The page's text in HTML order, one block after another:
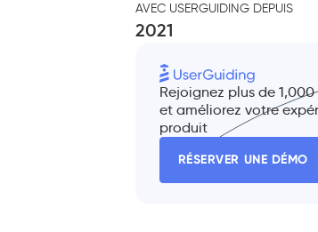
AVEC USERGUIDING DEPUIS
2021
Rejoignez plus de
et améliorez votre
produit
RÉSERVER UNE DÉMO